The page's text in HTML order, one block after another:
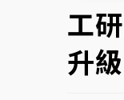
故宮
台東
▲
▼
工
升級